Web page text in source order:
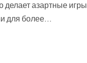
делает азартные игры
для более...